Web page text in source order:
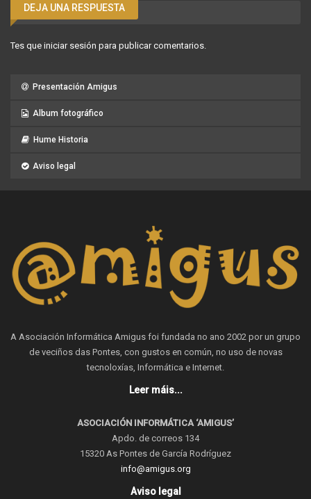
DEJA UNA RESPUESTA
Tes que iniciar sesión para publicar comentarios.
Presentación Amigus
Album fotográfico
Hume Historia
Aviso legal
A Asociación Informática Amigus foi fundada no ano 2002 por un grupo
de veciños das Pontes, con gustos en común, no uso de novas
tecnoloxías, Informática e Internet.
Leer máis...
ASOCIACIÓN INFORMÁTICA ‘AMIGUS’
Apdo. de correos 134
15320 As Pontes de García Rodríguez
info@amigus.org
Aviso legal